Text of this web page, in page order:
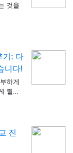
것을
기: 다
니다!
하게
될
진